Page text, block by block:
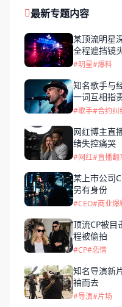
最新专题内容
某顶流明星
全程遮挡镜
#明星#爆料
知名歌手与
一词互相指
#歌手#合约纠
网红博主直
绪失控痛哭
#网红#直播翻
某上市公司
另有身份
#CEO#商业爆
顶流CP被目
程被偷拍
#CP#恋情
知名导演新
袖而去
#导演#片场